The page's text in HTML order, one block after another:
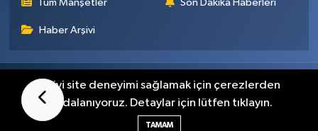
Tüm Manşetler Son Dakika Haberleri
Haber Arşivi
Künye İletişim Gizlilik Sözleşmesi
Haber Yazılımı:
En iyi site deneyimi sağlamak için çerezlerden
faydalanıyoruz. Detaylar için lütfen tıklayın.
TAMAM